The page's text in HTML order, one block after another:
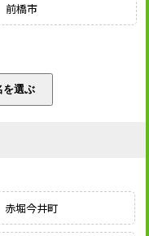
前橋市
赤堀今井町